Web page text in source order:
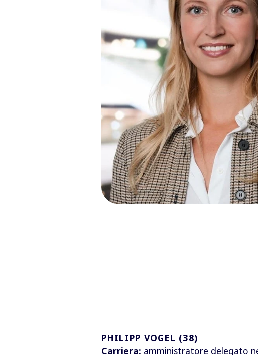
PHILIPP VOGEL (38)
Carriera: amministratore delegato